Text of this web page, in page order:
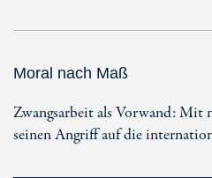
Moral nach Maß
Zwangsarbeit als Vorwand: Mit
seinen Angriff auf die